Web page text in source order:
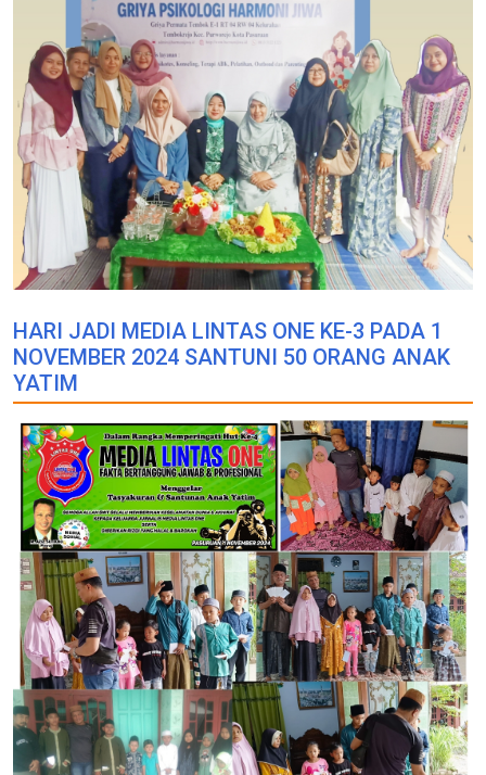
HARI JADI MEDIA LINTAS ONE KE-3 PADA 1
NOVEMBER 2024 SANTUNI 50 ORANG ANAK
YATIM